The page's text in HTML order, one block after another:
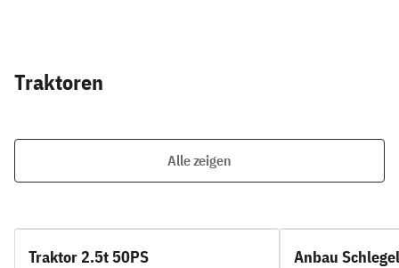
Traktoren
Alle zeigen
Traktor 2.5t 50PS Anbau